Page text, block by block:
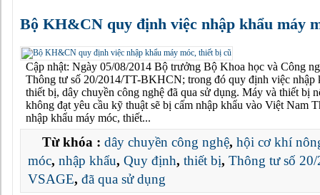
Bộ KH&CN quy định việc nhập khẩu máy
Cập nhật: Ngày 05/08/2014 Bộ trưởng Bộ Khoa học và Công
Thông tư số 20/2014/TT-BKHCN; trong đó quy định việc nhập
thiết bị, dây chuyền công nghệ đã qua sử dụng. Máy và thiết bị
không đạt yêu cầu kỹ thuật sẽ bị cấm nhập khẩu vào Việt Nam
nhập khẩu máy móc, thiết...
Từ khóa : dây chuyền công nghệ, hội cơ khí
móc, nhập khẩu, Quy định, thiết bị, Thông tư số
VSAGE, đã qua sử dụng